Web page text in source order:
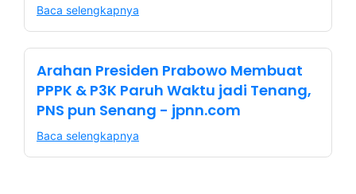
Baca selengkapnya
Arahan Presiden Prabowo Membuat
PPPK & P3K Paruh Waktu jadi Tenang,
PNS pun Senang - jpnn.com
Baca selengkapnya